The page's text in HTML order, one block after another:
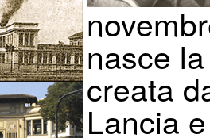
nasce
creata
Lancia